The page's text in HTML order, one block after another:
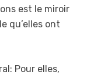
est le miroir
qu’elles ont
Pour elles,